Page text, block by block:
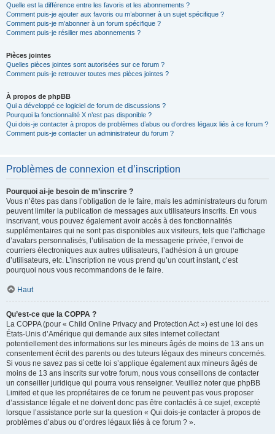
Quelle est la différence entre les favoris et les abonnements ?
Comment puis-je ajouter aux favoris ou m’abonner à un sujet spécifique ?
Comment puis-je m’abonner à un forum spécifique ?
Comment puis-je résilier mes abonnements ?
Pièces jointes
Quelles pièces jointes sont autorisées sur ce forum ?
Comment puis-je retrouver toutes mes pièces jointes ?
À propos de phpBB
Qui a développé ce logiciel de forum de discussions ?
Pourquoi la fonctionnalité X n’est pas disponible ?
Qui dois-je contacter à propos de problèmes d’abus ou d’ordres légaux liés à ce forum ?
Comment puis-je contacter un administrateur du forum ?
Problèmes de connexion et d’inscription
Pourquoi ai-je besoin de m’inscrire ?
Vous n’êtes pas dans l’obligation de le faire, mais les administrateurs du forum
peuvent limiter la publication de messages aux utilisateurs inscrits. En vous
inscrivant, vous pouvez également avoir accès à des fonctionnalités
supplémentaires qui ne sont pas disponibles aux visiteurs, tels que l’affichage
d’avatars personnalisés, l’utilisation de la messagerie privée, l’envoi de
courriers électroniques aux autres utilisateurs, l’adhésion à un groupe
d’utilisateurs, etc. L’inscription ne vous prend qu’un court instant, c’est
pourquoi nous vous recommandons de le faire.
Haut
Qu’est-ce que la COPPA ?
La COPPA (pour « Child Online Privacy and Protection Act ») est une loi des
États-Unis d’Amérique qui demande aux sites internet collectant
potentiellement des informations sur les mineurs âgés de moins de 13 ans un
consentement écrit des parents ou des tuteurs légaux des mineurs concernés.
Si vous ne savez pas si cette loi s’applique également aux mineurs âgés de
moins de 13 ans inscrits sur votre forum, nous vous conseillons de contacter
un conseiller juridique qui pourra vous renseigner. Veuillez noter que phpBB
Limited et que les propriétaires de ce forum ne peuvent pas vous proposer
d’assistance légale et ne doivent donc pas être contactés à ce sujet, excepté
lorsque l’assistance porte sur la question « Qui dois-je contacter à propos de
problèmes d’abus ou d’ordres légaux liés à ce forum ? ».